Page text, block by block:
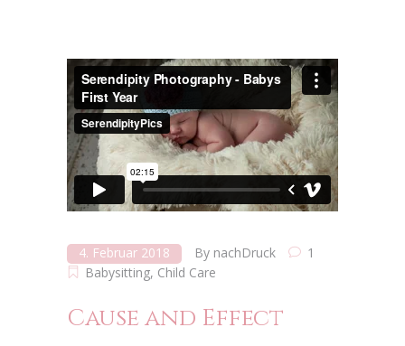
4. Februar 2018 By nachDruck
1
Babysitting, Child Care
Cause and Effect